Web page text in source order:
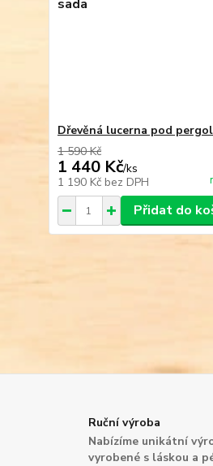
Dřevěná lucerna pod
1 590 Kč
1 440 Kč/ks
1 190 Kč bez DPH
Přidat do
Ruční výroba
Nabízíme unikátní
vyrobené s láskou a